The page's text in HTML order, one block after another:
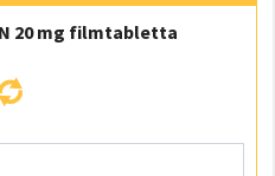
20 mg filmtabletta